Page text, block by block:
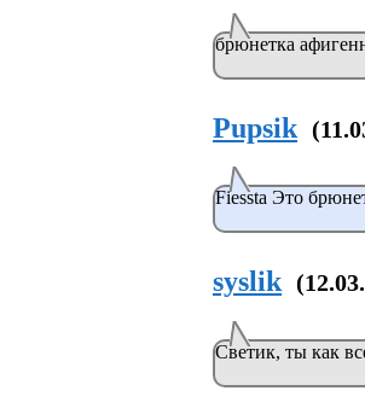
брюнетка
Pupsik
Fiessta Это
syslik
Светик, ты как